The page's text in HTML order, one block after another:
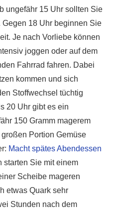
ungefähr 15 Uhr sollten Sie
18 Uhr beginnen Sie
Je nach Vorliebe können
joggen oder auf dem
Fahrrad fahren. Dabei
kommen und sich
Stoffwechsel tüchtig
20 Uhr gibt es ein
150 Gramm magerem
Portion Gemüse
Macht spätes Abendessen
starten Sie mit einem
Scheibe mageren
etwas Quark sehr
Stunden nach dem